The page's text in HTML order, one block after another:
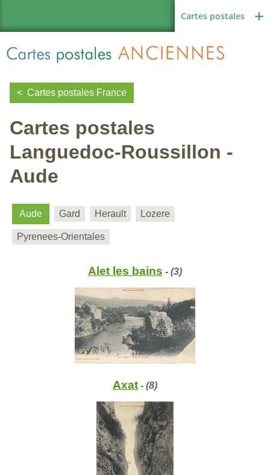
Cartes postales
Région de France
Cartes postales France
Cartes postales
Languedoc-Roussillon -
Aude
Aude Gard Herault Lozere
Pyrenees-Orientales
Alet les bains - (3)
Axat - (8)